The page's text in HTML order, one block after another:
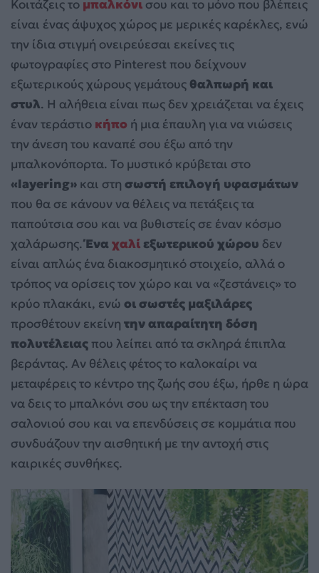
Κοιτάζεις το μπαλκόνι σου και το μόνο που βλέπεις
είναι ένας άψυχος χώρος με μερικές καρέκλες, ενώ
την ίδια στιγμή ονειρεύεσαι εκείνες τις
φωτογραφίες στο Pinterest που δείχνουν
εξωτερικούς χώρους γεμάτους θαλπωρή και
στυλ. Η αλήθεια είναι πως δεν χρειάζεται να έχεις
έναν τεράστιο κήπο ή μια έπαυλη για να νιώσεις
την άνεση του καναπέ σου έξω από την
μπαλκονόπορτα. Το μυστικό κρύβεται στο
«layering» και στη σωστή επιλογή υφασμάτων
που θα σε κάνουν να θέλεις να πετάξεις τα
παπούτσια σου και να βυθιστείς σε έναν κόσμο
χαλάρωσης.Ένα χαλί εξωτερικού χώρου δεν
είναι απλώς ένα διακοσμητικό στοιχείο, αλλά ο
τρόπος να ορίσεις τον χώρο και να «ζεστάνεις» το
κρύο πλακάκι, ενώ οι σωστές μαξιλάρες
προσθέτουν εκείνη την απαραίτητη δόση
πολυτέλειας που λείπει από τα σκληρά έπιπλα
βεράντας. Αν θέλεις φέτος το καλοκαίρι να
μεταφέρεις το κέντρο της ζωής σου έξω, ήρθε η ώρα
να δεις το μπαλκόνι σου ως την επέκταση του
σαλονιού σου και να επενδύσεις σε κομμάτια που
συνδυάζουν την αισθητική με την αντοχή στις
καιρικές συνθήκες.